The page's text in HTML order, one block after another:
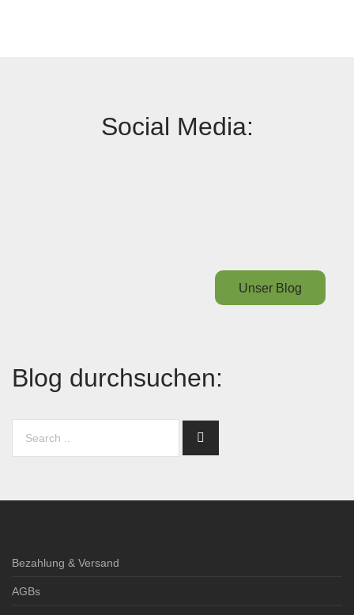
Social Media:
Unser Blog
Blog durchsuchen:
Bezahlung & Versand
AGBs